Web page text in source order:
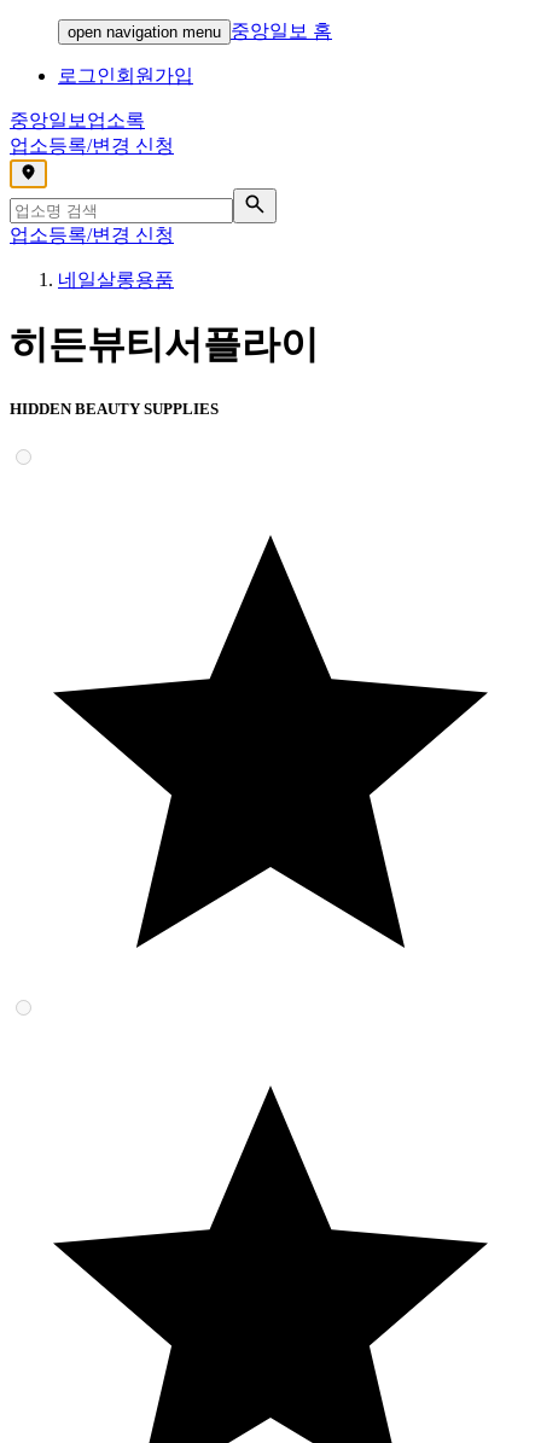
open navigation menu 중앙일보 홈
로그인회원가입
중앙일보 업소록
업소등록/변경 신청
,
업소등록/변경 신청
네일살롱용품
히든뷰티서플라이
HIDDEN BEAUTY SUPPLIES